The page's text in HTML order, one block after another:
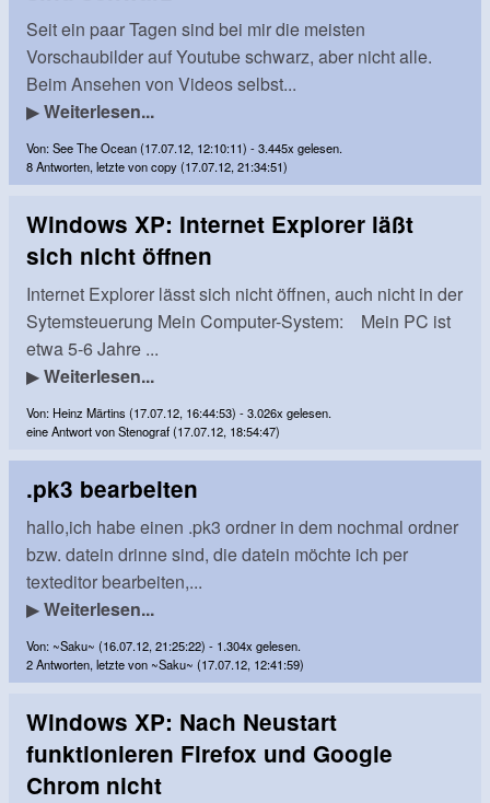
Seit ein paar Tagen sind bei mir die meisten
Vorschaubilder auf Youtube schwarz, aber nicht alle.
Beim Ansehen von Videos selbst...
▶Weiterlesen...
Von: See The Ocean (17.07.12, 12:10:11) - 3.445x gelesen.
8 Antworten, letzte von copy (17.07.12, 21:34:51)
Windows XP: Internet Explorer läßt
sich nicht öffnen
Internet Explorer lässt sich nicht öffnen, auch nicht in der
Sytemsteuerung Mein Computer-System: Mein PC ist
etwa 5-6 Jahre ...
▶Weiterlesen...
Von: Heinz Märtins (17.07.12, 16:44:53) - 3.026x gelesen.
eine Antwort von Stenograf (17.07.12, 18:54:47)
.pk3 bearbeiten
hallo,ich habe einen .pk3 ordner in dem nochmal ordner
bzw. datein drinne sind, die datein möchte ich per
texteditor bearbeiten,...
▶Weiterlesen...
Von: ~Saku~ (16.07.12, 21:25:22) - 1.304x gelesen.
2 Antworten, letzte von ~Saku~ (17.07.12, 12:41:59)
Windows XP: Nach Neustart
funktionieren Firefox und Google
Chrom nicht